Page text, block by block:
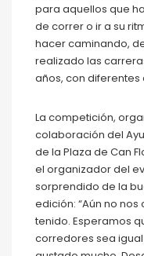
para aquellos que
de correr o ir a su
hacer caminando,
realizado las
años, con
La competición,
colaboración del
de la Plaza de Can
el organizador del
sorprendido de la
edición: “Aún no
tenido. Esperamos
corredores sea